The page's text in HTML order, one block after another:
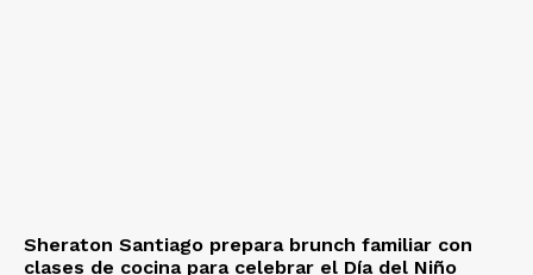
Sheraton Santiago prepara brunch familiar con
clases de cocina para celebrar el Día del Niño